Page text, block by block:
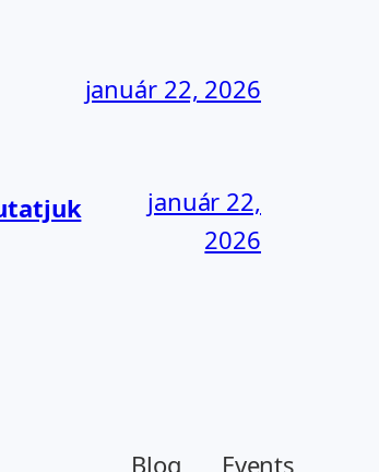
január 22, 2026
január 22,
2026
Blog Events